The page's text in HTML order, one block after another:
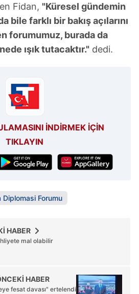
Fidan, "Küresel gündemin
bile farklı bir bakış açılarını
forumumuz, burada da
ışık tutacaktır." dedi.
İNDİRMEK İÇİN
TIKLAYIN
Diplomasi Forumu
HABER
mal olabilir
HABER
fesat davası" ertelendi